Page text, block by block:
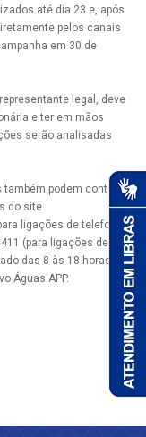
até dia 23 e, após
pelos canais
em 30 de
legal, deve
e ter em mãos
serão analisadas
podem contar
do site
ligações de telefones
(para ligações de
das 8 às 18 horas,
Águas APP.